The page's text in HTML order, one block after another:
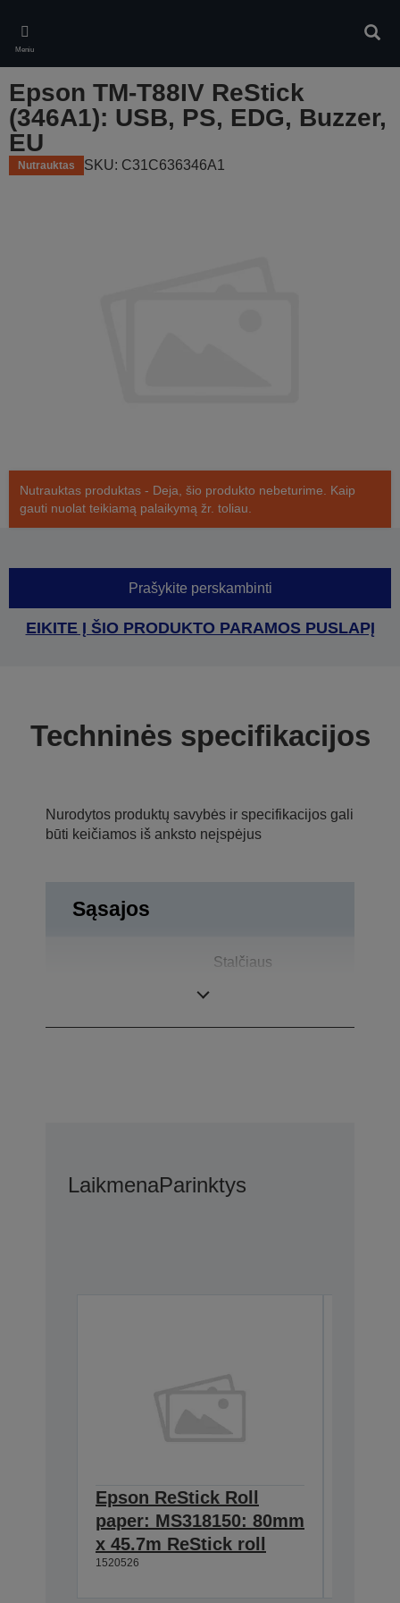
main
content
Meniu
Epson TM-T88IV ReStick
(346A1): USB, PS, EDG, Buzzer,
EU
Nutrauktas SKU: C31C636346A1
Nutrauktas produktas - Deja, šio produkto nebeturime. Kaip
gauti nuolat teikiamą palaikymą žr. toliau.
Prašykite perskambinti
EIKITE Į ŠIO PRODUKTO PARAMOS PUSLAPĮ
Techninės specifikacijos
Nurodytos produktų savybės ir specifikacijos gali
būti keičiamos iš anksto neįspėjus
Sąsajos
Stalčiaus
LaikmenaParinktys
Epson ReStick Roll
paper: MS318150: 80mm
x 45.7m ReStick roll
1520526